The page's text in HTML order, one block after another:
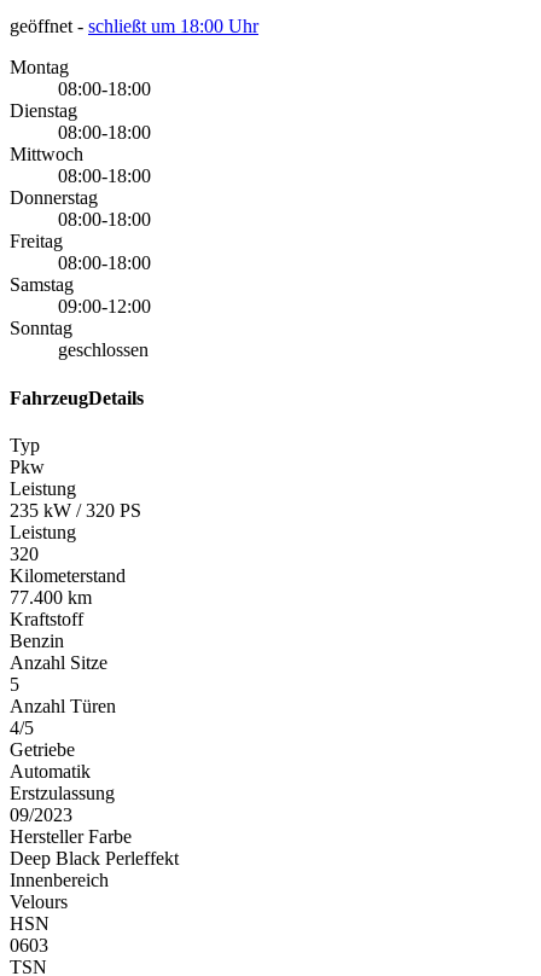
geöffnet-
schließt um 18:00 Uhr
Montag
08:00-18:00
Dienstag
08:00-18:00
Mittwoch
08:00-18:00
Donnerstag
08:00-18:00
Freitag
08:00-18:00
Samstag
09:00-12:00
Sonntag
geschlossen
FahrzeugDetails
Typ
Pkw
Leistung
235 kW / 320 PS
Leistung
320
Kilometerstand
77.400 km
Kraftstoff
Benzin
Anzahl Sitze
5
Anzahl Türen
4/5
Getriebe
Automatik
Erstzulassung
09/2023
Hersteller Farbe
Deep Black Perleffekt
Innenbereich
Velours
HSN
0603
TSN